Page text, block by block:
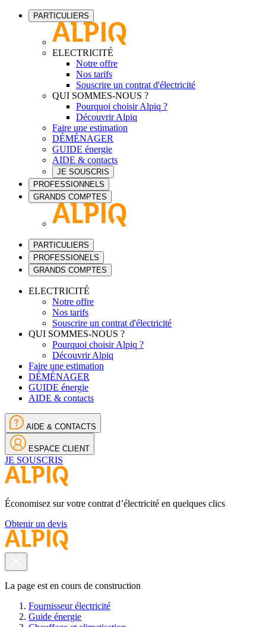
PARTICULIERS
ELECTRICITÉ
Notre offre
Nos tarifs
Souscrire un contrat d'électricité
QUI SOMMES-NOUS ?
Pourquoi choisir Alpiq ?
Découvrir Alpiq
Faire une estimation
DÉMÉNAGER
GUIDE énergie
AIDE & contacts
JE SOUSCRIS
PROFESSIONNELS
GRANDS COMPTES
PARTICULIERS
PROFESSIONELS
GRANDS COMPTES
ELECTRICITÉ
Notre offre
Nos tarifs
Souscrire un contrat d'électricité
QUI SOMMES-NOUS ?
Pourquoi choisir Alpiq ?
Découvrir Alpiq
Faire une estimation
DÉMÉNAGER
GUIDE énergie
AIDE & contacts
AIDE & CONTACTS
ESPACE CLIENT
JE SOUSCRIS
Économisez sur votre contrat d’électricité en quelques clics
Obtenir un devis
La page est en cours de construction
Fournisseur électricité
Guide énergie